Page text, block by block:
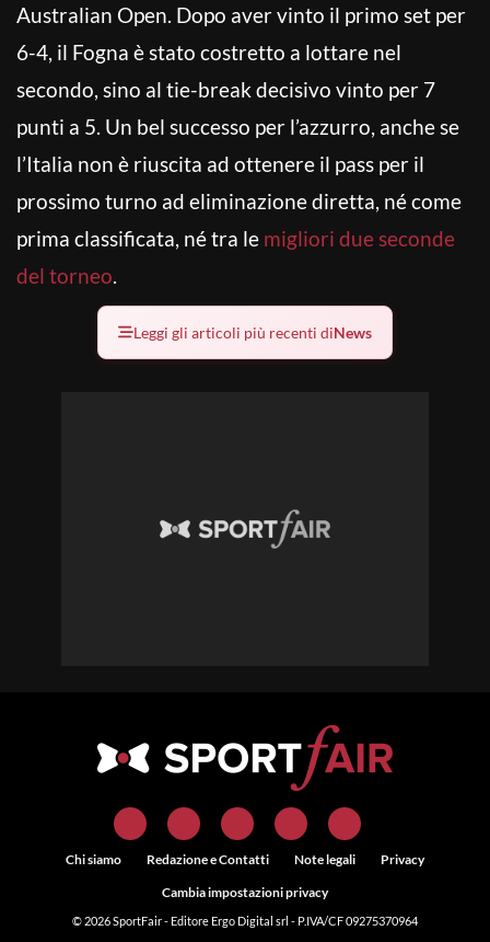
Australian Open. Dopo aver vinto il primo set per
6-4, il Fogna è stato costretto a lottare nel
secondo, sino al tie-break decisivo vinto per 7
punti a 5. Un bel successo per l’azzurro, anche se
l’Italia non è riuscita ad ottenere il pass per il
prossimo turno ad eliminazione diretta, né come
prima classificata, né tra le migliori due seconde
del torneo.
Leggi gli articoli più recenti diNews
Chi siamo Redazione e Contatti Note legali
Privacy
Cambia impostazioni privacy
© 2026SportFair- Editore Ergo Digital srl - P.IVA/CF 09275370964